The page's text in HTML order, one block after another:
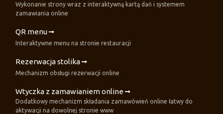
Wykonanie strony wraz z interaktywną kartą dań i systemem
zamawiania online
QR menu
Interaktywne menu na stronie restauracji
Rezerwacja stolika
Mechanizm obsługi rezerwacji online
Wtyczka z zamawianiem online
Dodatkowy mechanizm składania zamawówień online łatwy do
aktywacji na dowolnej stronie www